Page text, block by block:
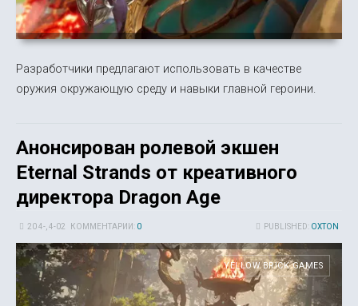
Разработчики предлагают использовать в качестве
оружия окружающую среду и навыки главной героини.
Анонсирован ролевой экшен
Eternal Strands от креативного
директора Dragon Age
PUBLISHED: OXTON
20 4-, 4-02 КОММЕНТАРИИ: 0
YELLOW BRICK GAMES